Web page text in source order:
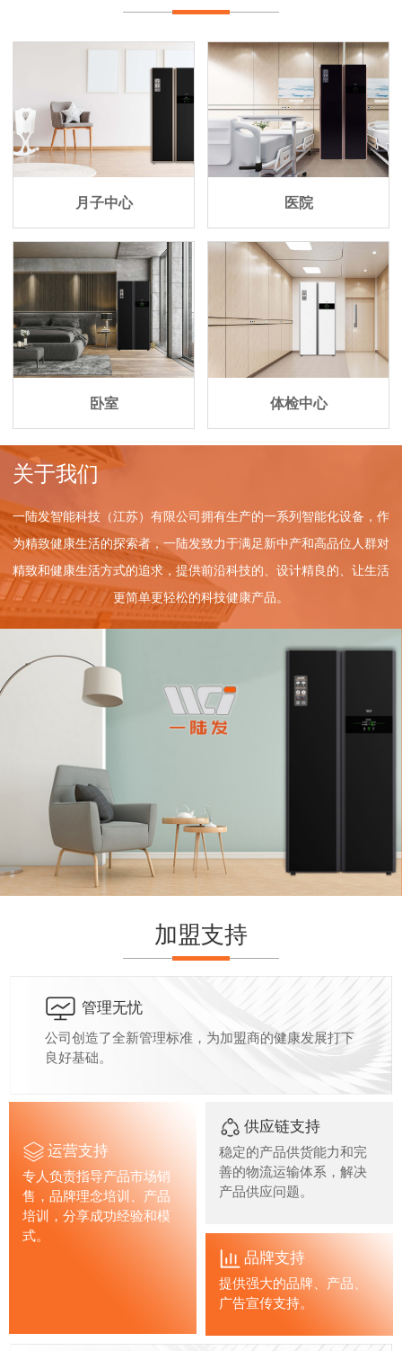
月子中心 医院
卧室 体检中心
关于我们
一陆发智能科技（江苏）有限公司拥有生产的一系列智能化设备，作
为精致健康生活的探索者，一陆发致力于满足新中产和高品位人群对
精致和健康生活方式的追求，提供前沿科技的、设计精良的、让生活
更简单更轻松的科技健康产品。
加盟支持
管理无忧
公司创造了全新管理标准，为加盟商的健康发展打下
良好基础。
运营支持
专人负责指导产品市场销
售，品牌理念培训、产品
培训，分享成功经验和模
式。
供应链支持
稳定的产品供货能力和完
善的物流运输体系，解决
产品供应问题。
品牌支持
提供强大的品牌、产品、
广告宣传支持。